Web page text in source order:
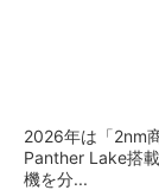
2026年は「2nm
Panther Lake搭
機を分...